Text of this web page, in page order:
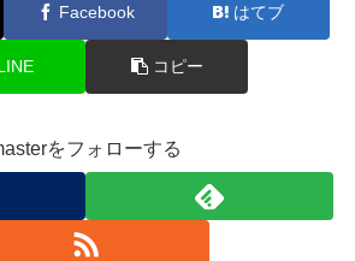
Facebook はてブ
コピー
をフォローする